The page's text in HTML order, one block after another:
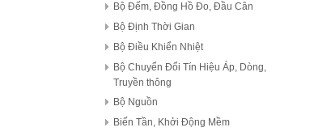
Bộ Đếm, Đồng Hồ Đo, Đầu Cân
Bộ Định Thời Gian
Bộ Điều Khiển Nhiệt
Bộ Chuyển Đổi Tín Hiệu Áp, Dòng,
Truyền thông
Bộ Nguồn
Biến Tần, Khởi Động Mềm